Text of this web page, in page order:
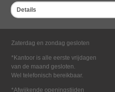
Details
Openingstijden kantoor
Maandag tot en met vrijdag*
Zaterdag en zondag gesloten
*Kantoor is alle eerste vrijdagen
van de maand gesloten.
Wel telefonisch bereikbaar.
*Afwijkende openingstijden